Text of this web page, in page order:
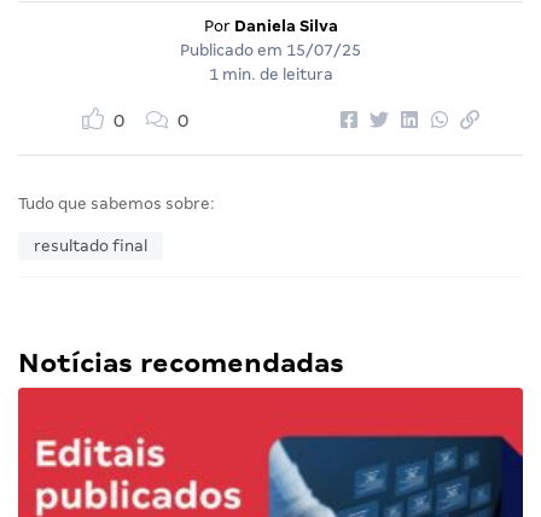
Por Daniela Silva
Publicado em 15/07/25
1 min. de leitura
0 0
Tudo que sabemos sobre:
resultado final
Notícias recomendadas